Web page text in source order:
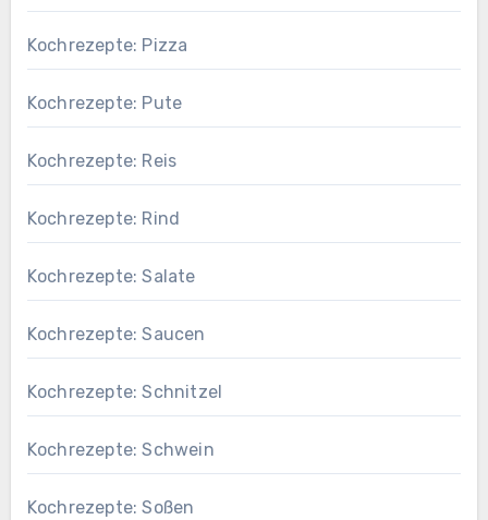
Kochrezepte: Pizza
Kochrezepte: Pute
Kochrezepte: Reis
Kochrezepte: Rind
Kochrezepte: Salate
Kochrezepte: Saucen
Kochrezepte: Schnitzel
Kochrezepte: Schwein
Kochrezepte: Soßen